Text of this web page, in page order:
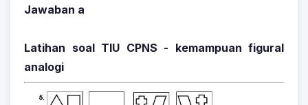
Jawaban a
Latihan soal TIU CPNS - kemampuan figural
analogi